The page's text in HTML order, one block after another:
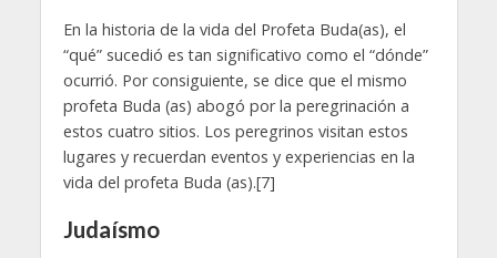
En la historia de la vida del Profeta Buda(as), el
“qué” sucedió es tan significativo como el “dónde”
ocurrió. Por consiguiente, se dice que el mismo
profeta Buda (as) abogó por la peregrinación a
estos cuatro sitios. Los peregrinos visitan estos
lugares y recuerdan eventos y experiencias en la
vida del profeta Buda (as).[7]
Judaísmo